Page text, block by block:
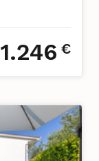
1.246 €